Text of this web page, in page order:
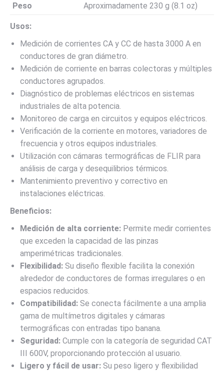
Peso
Aproximadamente 230 g (8.1 oz)
Usos:
Medición de corrientes CA y CC de hasta 3000 A en
conductores de gran diámetro.
Medición de corriente en barras colectoras y múltiples
conductores agrupados.
Diagnóstico de problemas eléctricos en sistemas
industriales de alta potencia.
Monitoreo de carga en circuitos y equipos eléctricos.
Verificación de la corriente en motores, variadores de
frecuencia y otros equipos industriales.
Utilización con cámaras termográficas de FLIR para
análisis de carga y desequilibrios térmicos.
Mantenimiento preventivo y correctivo en
instalaciones eléctricas.
Beneficios:
Medición de alta corriente: Permite medir corrientes
que exceden la capacidad de las pinzas
amperimétricas tradicionales.
Flexibilidad: Su diseño flexible facilita la conexión
alrededor de conductores de formas irregulares o en
espacios reducidos.
Compatibilidad: Se conecta fácilmente a una amplia
gama de multímetros digitales y cámaras
termográficas con entradas tipo banana.
Seguridad: Cumple con la categoría de seguridad CAT
III 600V, proporcionando protección al usuario.
Ligero y fácil de usar: Su peso ligero y flexibilidad